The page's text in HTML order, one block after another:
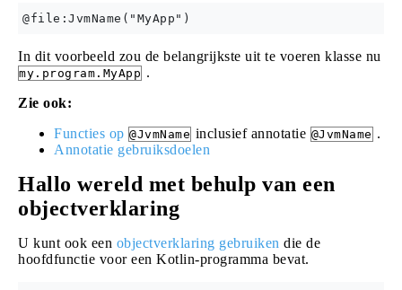
In dit voorbeeld zou de belangrijkste uit te voeren klasse nu
my.program.MyApp .
Zie ook:
Functies op @JvmName inclusief annotatie @JvmName .
Annotatie gebruiksdoelen
Hallo wereld met behulp van een
objectverklaring
U kunt ook een objectverklaring gebruiken die de
hoofdfunctie voor een Kotlin-programma bevat.